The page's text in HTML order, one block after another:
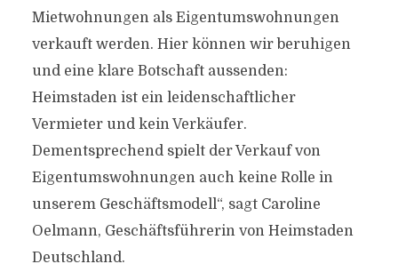
Mietwohnungen als Eigentumswohnungen
verkauft werden. Hier können wir beruhigen
und eine klare Botschaft aussenden:
Heimstaden ist ein leidenschaftlicher
Vermieter und kein Verkäufer.
Dementsprechend spielt der Verkauf von
Eigentumswohnungen auch keine Rolle in
unserem Geschäftsmodell“, sagt Caroline
Oelmann, Geschäftsführerin von Heimstaden
Deutschland.